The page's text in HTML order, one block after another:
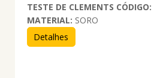
TESTE DE CLEMENTS CÓDIGO:
MATERIAL: SORO
Detalhes